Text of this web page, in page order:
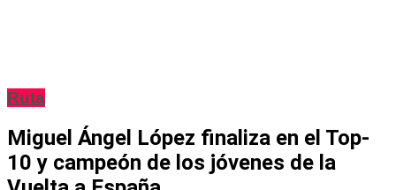
Ruta
Miguel Ángel López finaliza en el Top-
10 y campeón de los jóvenes de la